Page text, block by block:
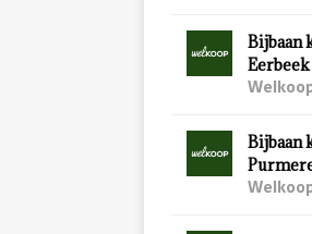
Bijbaan
Eerbeek
Bijbaan